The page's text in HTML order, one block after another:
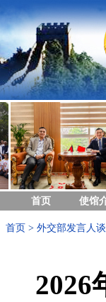
首页 使馆
首页 > 外交部发言人
2026